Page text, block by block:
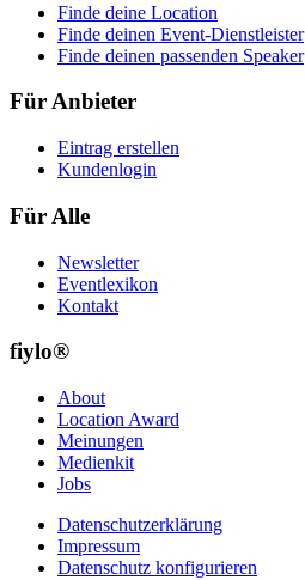
Finde deine Location
Finde deinen Event-Dienstleister
Finde deinen passenden Speaker
Für Anbieter
Eintrag erstellen
Kundenlogin
Für Alle
Newsletter
Eventlexikon
Kontakt
fiylo®
About
Location Award
Meinungen
Medienkit
Jobs
Datenschutzerklärung
Impressum
Datenschutz konfigurieren